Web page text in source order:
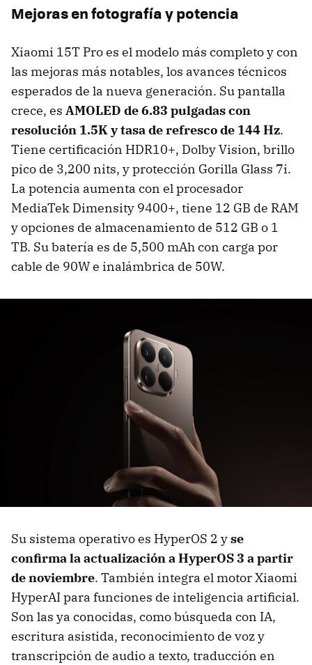
Mejoras en fotografía y potencia
Xiaomi 15T Pro es el modelo más completo y con
las mejoras más notables, los avances técnicos
esperados de la nueva generación. Su pantalla
crece, es AMOLED de 6.83 pulgadas con
resolución 1.5K y tasa de refresco de 144 Hz.
Tiene certificación HDR10+, Dolby Vision, brillo
pico de 3,200 nits, y protección Gorilla Glass 7i.
La potencia aumenta con el procesador
MediaTek Dimensity 9400+, tiene 12 GB de RAM
y opciones de almacenamiento de 512 GB o 1
TB. Su batería es de 5,500 mAh con carga por
cable de 90W e inalámbrica de 50W.
Su sistema operativo es HyperOS 2 yse
confirma la actualización a HyperOS 3 a partir
de noviembre. También integra el motor Xiaomi
HyperAI para funciones de inteligencia artificial.
Son las ya conocidas, como búsqueda con IA,
escritura asistida, reconocimiento de voz y
transcripción de audio a texto, traducción en